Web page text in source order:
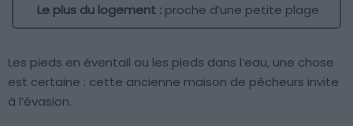
Le plus du logement : proche d’une petite plage
Les pieds en éventail ou les pieds dans l’eau, une chose
est certaine : cette ancienne maison de pêcheurs invite
à l’évasion.